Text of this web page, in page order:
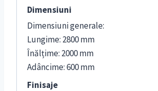
Dimensiuni
Dimensiuni generale:
Lungime: 2800 mm
Înălțime: 2000 mm
Adâncime: 600 mm
Finisaje